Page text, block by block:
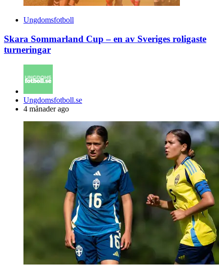
Ungdomsfotboll
Skara Sommarland Cup – en av Sveriges roligaste
turneringar
Posted
by
Ungdomsfotboll.se
4 månader ago